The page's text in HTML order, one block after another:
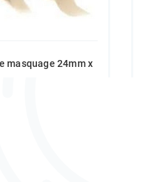
masquage 24mm x